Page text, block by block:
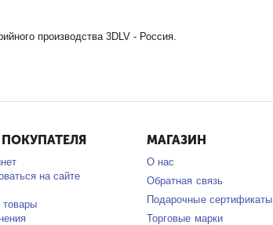
производства 3DLV - Россия.
на сайте
МАГАЗИН
О нас
Обратная связь
Подарочные сертификаты
Торговые марки